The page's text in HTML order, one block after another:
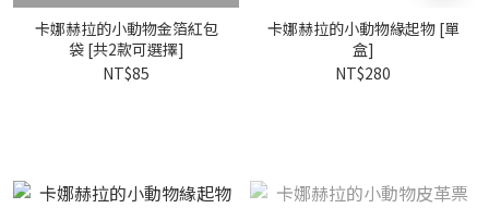
卡娜赫拉的小動物金箔紅包
袋 [共2款可選擇]
NT$85
卡娜赫拉的小動物緣起物 [單
盒]
NT$280